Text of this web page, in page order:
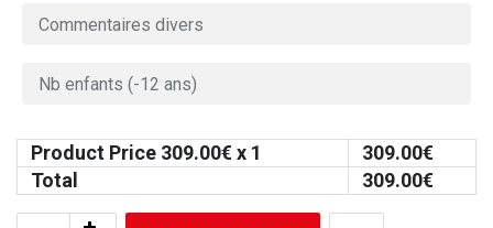
Product Price 309.00€ x 1 309.00€
Total
309.00€